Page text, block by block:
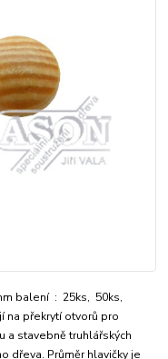
balení : 25ks, 50ks,
na překrytí otvorů pro
a stavebně truhlářských
dřeva. Průměr hlavičky je